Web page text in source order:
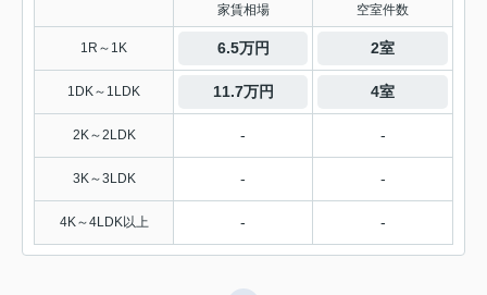
家賃相場 空室件数
1R～1K 6.5万円 2室
1DK～1LDK 11.7万円 4室
2K～2LDK - -
3K～3LDK - -
4K～4LDK以上 - -